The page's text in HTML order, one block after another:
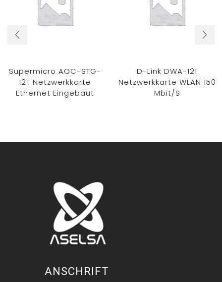
Supermicro AOC-STG-
I2T Netzwerkkarte
Ethernet Eingebaut
D-Link DWA-121
Netzwerkkarte WLAN 150
Mbit/s
ANSCHRIFT